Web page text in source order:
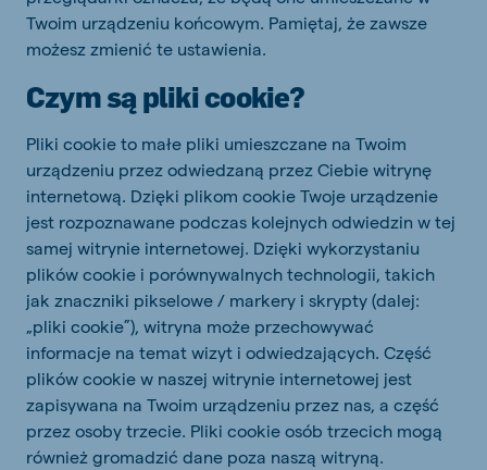
Twoim urządzeniu końcowym. Pamiętaj, że zawsze
możesz zmienić te ustawienia.
Czym są pliki cookie?
Pliki cookie to małe pliki umieszczane na Twoim
urządzeniu przez odwiedzaną przez Ciebie witrynę
internetową. Dzięki plikom cookie Twoje urządzenie
jest rozpoznawane podczas kolejnych odwiedzin w tej
samej witrynie internetowej. Dzięki wykorzystaniu
plików cookie i porównywalnych technologii, takich
jak znaczniki pikselowe / markery i skrypty (dalej:
„pliki cookie”), witryna może przechowywać
informacje na temat wizyt i odwiedzających. Część
plików cookie w naszej witrynie internetowej jest
zapisywana na Twoim urządzeniu przez nas, a część
przez osoby trzecie. Pliki cookie osób trzecich mogą
również gromadzić dane poza naszą witryną.